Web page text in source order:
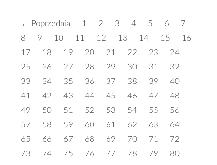
← Poprzednia 1 2 3 4 5 6
7
8
9 10 11 12 13 14 15
16
17
18 19 20 21 22 23
24
25
26 27 28 29 30 31
32
33
34 35 36 37 38 39
40
41
42 43 44 45 46 47
48
49
50 51 52 53 54 55
56
57
58 59 60 61 62 63
64
65
66 67 68 69 70 71
72
73
74 75 76 77 78 79
80